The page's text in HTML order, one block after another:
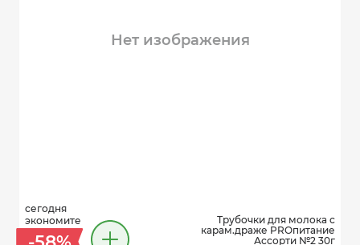
Нет изображения
сегодня
экономите
Трубочки для молока с
карам.драже PROпитание
Ассорти №2 30г